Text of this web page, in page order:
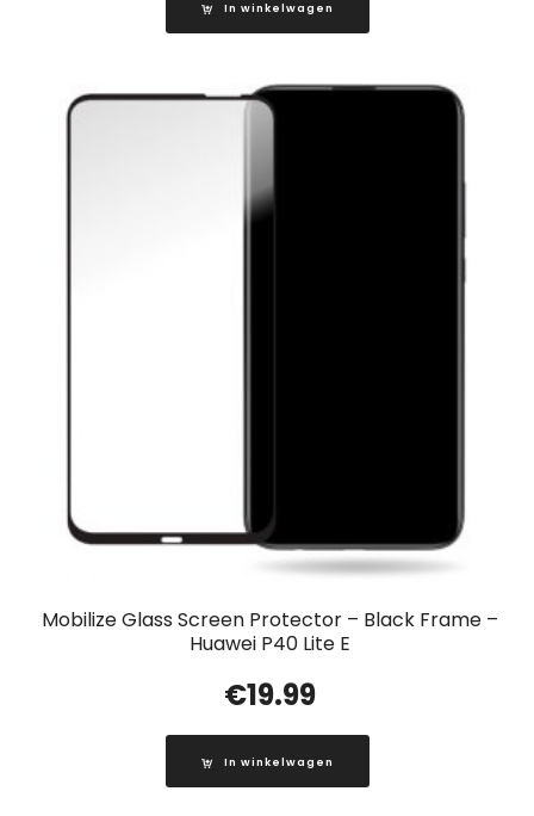
In winkelwagen
Mobilize Glass Screen Protector – Black Frame –
Huawei P40 Lite E
€19.99
In winkelwagen